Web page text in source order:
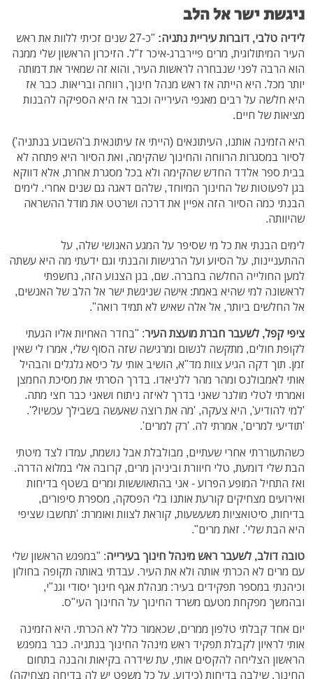
ניגשת ישר אל הלב
לידיה טלבי, דוברות עיריית נתניה:
"כ-27 שנים זכיתי ללוות את ראש
העיר המיתולוגית, מרים פיירברג-איכר ז"ל. הזיכרון הראשון שלי ממנה
הוא הרבה לפני שנבחרה לראשות העיר, והוא זה שמאיר את דמותה
יותר מכל. היא הייתה אז ראש מנהל חינוך, רווחה ובריאות. כבר אז
היא חלשה על רבים מאגפי העירייה וכבר אז היא הספיקה להבנות
מציאות של חיים.
היא הזמינה אותנו, העיתונאים (הייתי אז עיתונאית ב'השבוע בנתניה')
לסיור במסגרות הרווחה והחינוך שהקימה, ואת הסיור היא פתחה לא
בבית ספר אלדד החדש שהקימה ולא בכל מסגרת אחרת, אלא דווקא
בגן לפעוטות של החינוך המיוחד, שלהם דאגה גם שנים אחרי. לימים
הבנתי כמה הסיור הזה אפיין את דרכה ושרטט את מודל ההשראה
שהיוותה.
לימים הבנתי את כל מי שסיפר על המגע האנושי שלה, על
ההתעניינות, על הסיוע ועל הרגישות והבנתי וגם ידעתי מה היא עשתה
למען החולייה החלשה בחברה. שם, בגן הצנוע הזה, נחשפתי
לראשונה למי שהיא באמת: אישה שניגשת ישר אל הלב של האנשים,
אל החלשים ביותר, אל אלה שאיש לא תמיד רואה".
ציפי קפל, לשעבר חברת מועצת העיר: "בחדר האחיות אליו הגעתי
לקופת חולים, מתקשה לנשום ומרגישה שזה הסוף שלי, אמרו לי שאין
זמן. תוך דקה הגיע צוות מד"א, הושיב אותי על כיסא גלגלים והבהיל
אותי לאמבולנס ומהר מהר ללניאדו. בדרך הסרתי את מסיכת החמצן
ואמרתי לטלי מולנר שאני בדרך לאיזה ניתוח ושאני כבר חצי מתה.
'למי להודיע', היא צעקה, 'מה את רוצה שאעשה בשבילך עכשיו?'.
'תודיעי למרים', אמרתי לה. 'רק למרים'.
כשהתעוררתי אחרי שעתיים, מבולבלת אבל נושמת, עמדו לצד מיטתי
הבת שלי דומעת, טלי חיוורת וביניהן מרים, קרובה אלי במלוא הדרה.
ואז התחיל המופע הפרוע - אני בהתאוששות ומרים בשטף בדיחות
ואירועים מצחיקים קורעת אותנו בלי הפסקה, מספרת סיפורים,
בדיחות, סיטואציות משעשעות, קוראת לצוות ואומרת: 'תחשבו שציפי
היא הבת שלי'. זאת מרים".
טובה דולב, לשעבר ראש מינהל חינוך בעירייה: "במפגש הראשון שלי
עם מרים לא הכרתי אותה ולא את העיר. עבדתי באותה תקופה בחולון
וכיהנתי במספר תפקידים בעיר: מנהלת אגף חינוך יסודי וגנ"י,
ובהמשך מפקחת מטעם משרד החינוך על החינוך העי"ס.
יום אחד קבלתי טלפון ממרים, שכאמור כלל לא הכרתי. היא הזמינה
אותי לראיון לקבלת תפקיד ראש מינהל החינוך בנתניה. כבר במפגש
הראשון הצליחה להקסים אותי, עת שידרה בקיאות והבנה בתחום
החינוך, שילבה בדיחות (כידוע, על כל משפט יש לה בדיחה מצחיקה)